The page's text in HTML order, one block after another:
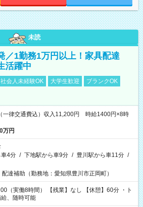
未読
／1勤務1万円以上！家具配達
活躍中
社会人未経験OK 大学生歓迎
ブランクOK
一律交通費込）収入11,200円 時給1400円×8時
万円
4分 / 下地駅から車9分 / 豊川駅から車11分 /
達補助（勤務地：愛知県豊川市正岡町）
【残業】なし 【休憩】60分 ・ト
、随時可能